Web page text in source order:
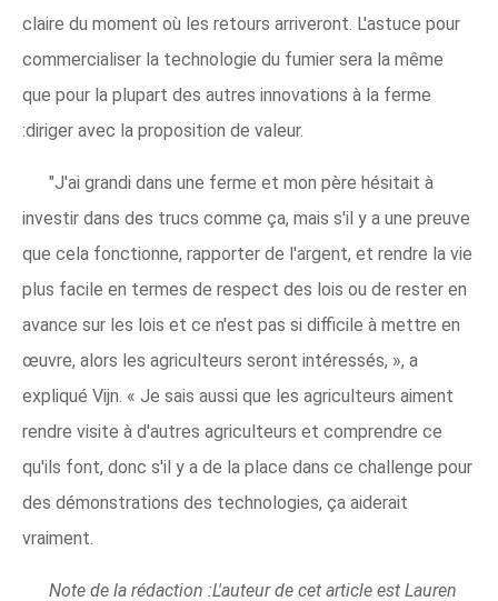
claire du moment où les retours arriveront. L'astuce pour
commercialiser la technologie du fumier sera la même
que pour la plupart des autres innovations à la ferme
:diriger avec la proposition de valeur.
"J'ai grandi dans une ferme et mon père hésitait à
investir dans des trucs comme ça, mais s'il y a une preuve
que cela fonctionne, rapporter de l'argent, et rendre la vie
plus facile en termes de respect des lois ou de rester en
avance sur les lois et ce n'est pas si difficile à mettre en
œuvre, alors les agriculteurs seront intéressés, », a
expliqué Vijn. « Je sais aussi que les agriculteurs aiment
rendre visite à d'autres agriculteurs et comprendre ce
qu'ils font, donc s'il y a de la place dans ce challenge pour
des démonstrations des technologies, ça aiderait
vraiment.
Note de la rédaction :L'auteur de cet article est Lauren